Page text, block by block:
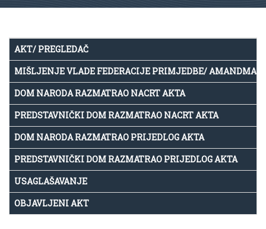
AKT/ PREGLEDAČ
MIŠLJENJE VLADE FEDERACIJE PRIMJEDBE/
DOM NARODA RAZMATRAO NACRT AKTA
PREDSTAVNIČKI DOM RAZMATRAO NACRT AKTA
DOM NARODA RAZMATRAO PRIJEDLOG AKTA
PREDSTAVNIČKI DOM RAZMATRAO PRIJEDLOG AKTA
USAGLAŠAVANJE
OBJAVLJENI AKT